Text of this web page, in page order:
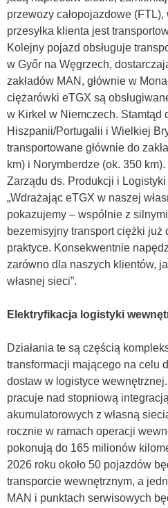
przewozy całopojazdowe (FTL),
przesyłka klienta jest
Kolejny pojazd obsługuje
w Győr na Węgrzech,
zakładów MAN, głównie w
ciężarówki eTGX są
w Kirkel w Niemczech. Stamtąd
Hiszpanii/Portugalii i Wielkiej
transportowane głównie do
km) i Norymberdze (ok. 350
Zarządu ds. Produkcji i
„Wdrażając eTGX w naszej
pokazujemy – wspólnie z
bezemisyjny transport ciężki już
praktyce. Konsekwentnie
zarówno dla naszych klientów,
własnej sieci”.
Elektryfikacja logistyki
Działania te są częścią
transformacji mającego na celu
dostaw w logistyce
pracuje nad stopniową
akumulatorowych z własną
rocznie w ramach operacji
pokonują do 165 milionów
2026 roku około 50 pojazdów
transporcie wewnętrznym, a
MAN i punktach serwisowych